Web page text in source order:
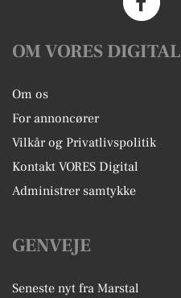
OM VORES DIGITAL
Om os
For annoncører
Vilkår og Privatlivspolitik
Kontakt VORES Digital
Administrer samtykke
GENVEJE
Seneste nyt fra Marstal